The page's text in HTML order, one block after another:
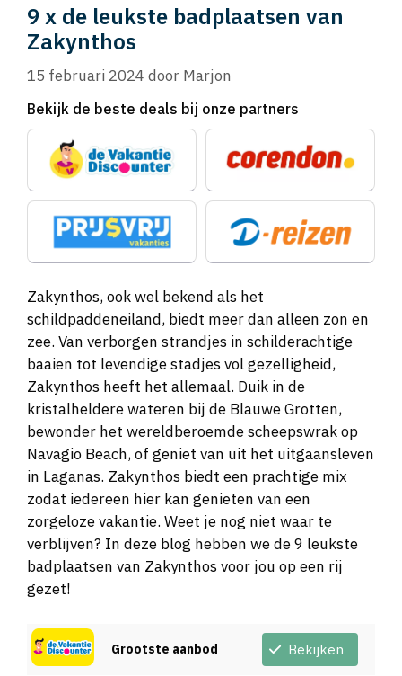
9 x de leukste badplaatsen van
Zakynthos
15 februari 2024 door Marjon
Bekijk de beste deals bij onze partners
Zakynthos, ook wel bekend als het
schildpaddeneiland, biedt meer dan alleen zon en
zee. Van verborgen strandjes in schilderachtige
baaien tot levendige stadjes vol gezelligheid,
Zakynthos heeft het allemaal. Duik in de
kristalheldere wateren bij de Blauwe Grotten,
bewonder het wereldberoemde scheepswrak op
Navagio Beach, of geniet van uit het uitgaansleven
in Laganas. Zakynthos biedt een prachtige mix
zodat iedereen hier kan genieten van een
zorgeloze vakantie. Weet je nog niet waar te
verblijven? In deze blog hebben we de 9 leukste
badplaatsen van Zakynthos voor jou op een rij
gezet!
Grootste aanbod Bekijken